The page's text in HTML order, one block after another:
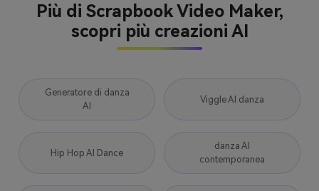
Più di Scrapbook Video Maker,
scopri più creazioni AI
Generatore di danza
AI
Viggle AI danza
Hip Hop AI Dance
danza AI
contemporanea